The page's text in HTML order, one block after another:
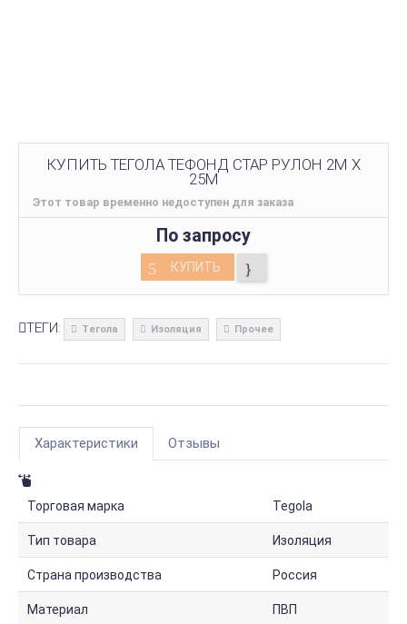
КУПИТЬ ТЕГОЛА ТЕФОНД СТАР РУЛОН 2М Х
25М
Этот товар временно недоступен для заказа
По запросу
КУПИТЬ
ТЕГИ: Тегола Изоляция Прочее
Характеристики Отзывы
Торговая марка Tegola
Тип товара Изоляция
Страна производства Россия
Материал ПВП